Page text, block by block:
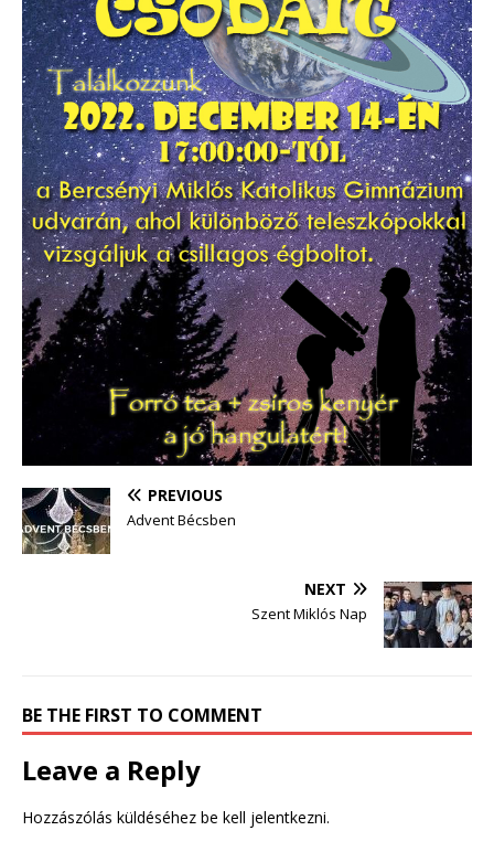
PREVIOUS
Advent Bécsben
NEXT
Szent Miklós Nap
BE THE FIRST TO COMMENT
Leave a Reply
Hozzászólás küldéséhez be kell jelentkezni.